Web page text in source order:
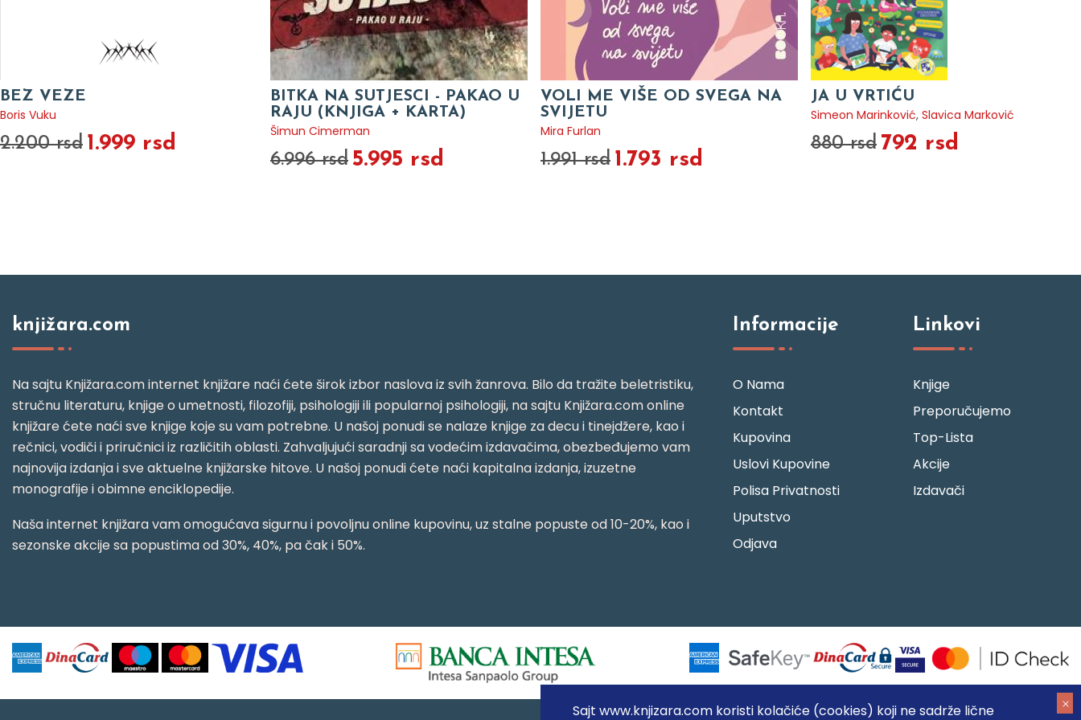
Sajt www.knjizara.com koristi kolačiće (cookies) koji ne sadrže lične
BEZ VEZE
Boris Vuku
2.200 rsd 1.999 rsd
BITKA NA SUTJESCI - PAKAO U
RAJU (KNJIGA + KARTA)
Šimun Cimerman
6.996 rsd 5.995 rsd
VOLI ME VIŠE OD SVEGA NA
SVIJETU
Mira Furlan
1.991 rsd 1.793 rsd
JA U VRTIĆU
Simeon Marinković, Slavica Marković
880 rsd 792 rsd
knjižara.com
Na sajtu Knjižara.com internet knjižare naći ćete širok izbor naslova iz svih žanrova. Bilo da tražite beletristiku,
stručnu literaturu, knjige o umetnosti, filozofiji, psihologiji ili popularnoj psihologiji, na sajtu Knjižara.com online
knjižare ćete naći sve knjige koje su vam potrebne. U našoj ponudi se nalaze knjige za decu i tinejdžere, kao i
rečnici, vodiči i priručnici iz različitih oblasti. Zahvaljujući saradnji sa vodećim izdavačima, obezbeđujemo vam
najnovija izdanja i sve aktuelne knjižarske hitove. U našoj ponudi ćete naći kapitalna izdanja, izuzetne
monografije i obimne enciklopedije.
Naša internet knjižara vam omogućava sigurnu i povoljnu online kupovinu, uz stalne popuste od 10-20%, kao i
sezonske akcije sa popustima od 30%, 40%, pa čak i 50%.
Informacije
O Nama
Kontakt
Kupovina
Uslovi Kupovine
Polisa Privatnosti
Uputstvo
Odjava
Linkovi
Knjige
Preporučujemo
Top-Lista
Akcije
Izdavači